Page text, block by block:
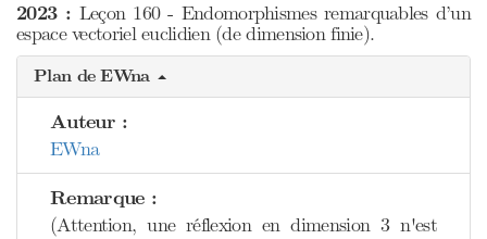
2023 : Leçon 160 - Endomorphismes remarquables d’un
espace vectoriel euclidien (de dimension finie).
Plan de EWna
Auteur :
EWna
Remarque :
(Attention, une réflexion en dimension 3 n'est